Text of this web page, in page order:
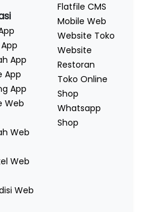
App
App
App
Web
Web
Web
Web
Flatfile CMS
Mobile Web
Website Toko
Website
Restoran
Toko Online
Shop
Whatsapp
Shop